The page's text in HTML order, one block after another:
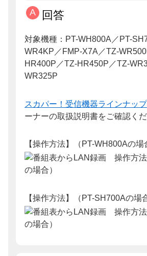
回答
対象機種：PT-WH800A／PT-
WR4KP／FMP-X7A／TZ-
HR400P／TZ-HR450P／TZ-
WR325P
スカパー！受信機器ラインナップ
ーナーの取扱説明書をご確認くだ
【操作方法】（PT-WH800Aの場
【操作方法】（PT-SH700Aの場